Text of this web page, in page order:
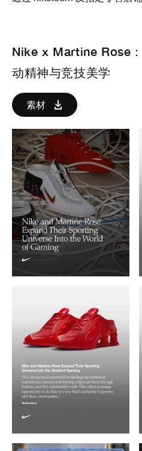
Nike x Martine Rose
动精神与竞技美学
素材